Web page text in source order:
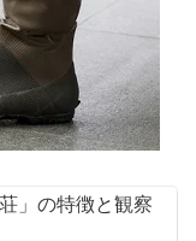
」の特徴と観察